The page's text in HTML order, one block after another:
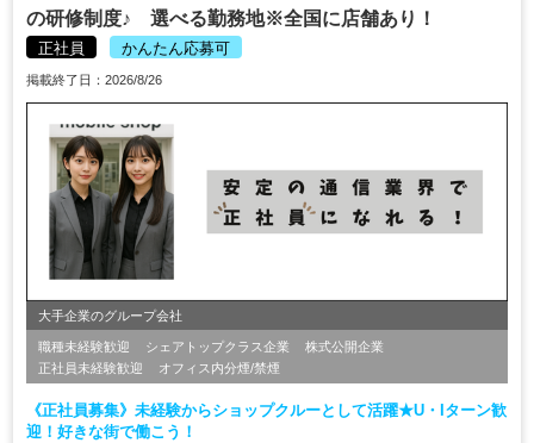
の研修制度♪ 選べる勤務地※全国に店舗あり！
正社員 かんたん応募可
掲載終了日：2026/8/26
大手企業のグループ会社
職種未経験歓迎 シェアトップクラス企業
株式公開企業
正社員未経験歓迎
オフィス内分煙/禁煙
《正社員募集》未経験からショップクルーとして活躍★U・Iターン歓
迎！好きな街で働こう！